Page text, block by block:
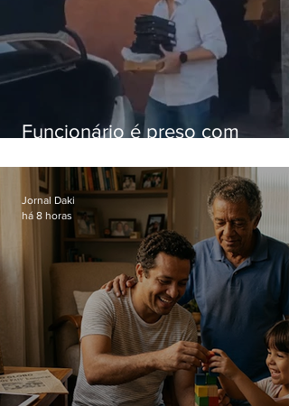
Funcionário é preso com
Hospital do Andaraí
Jornal Daki
há 8 horas